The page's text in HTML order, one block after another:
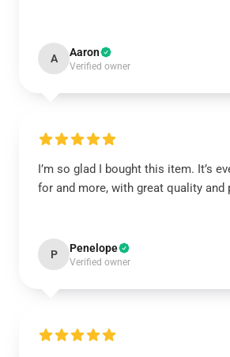
A Aaron
Verified owner
I’m so glad I bought this item. It’s
for and more, with great quality and
P Penelope
Verified owner